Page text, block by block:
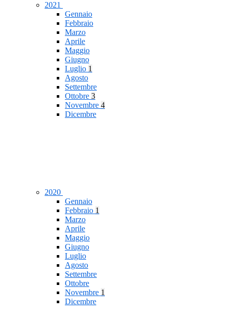
2021
Gennaio
Febbraio
Marzo
Aprile
Maggio
Giugno
Luglio 1
Agosto
Settembre
Ottobre 3
Novembre 4
Dicembre
2020
Gennaio
Febbraio 1
Marzo
Aprile
Maggio
Giugno
Luglio
Agosto
Settembre
Ottobre
Novembre 1
Dicembre